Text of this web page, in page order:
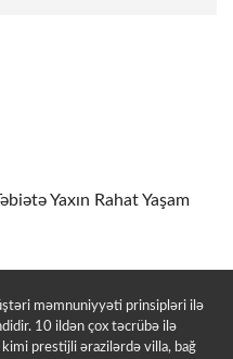
Yaxın Rahat Yaşam
məmnuniyyəti prinsipləri ilə
10 ildən çox təcrübə ilə
prestijli ərazilərdə villa, bağ